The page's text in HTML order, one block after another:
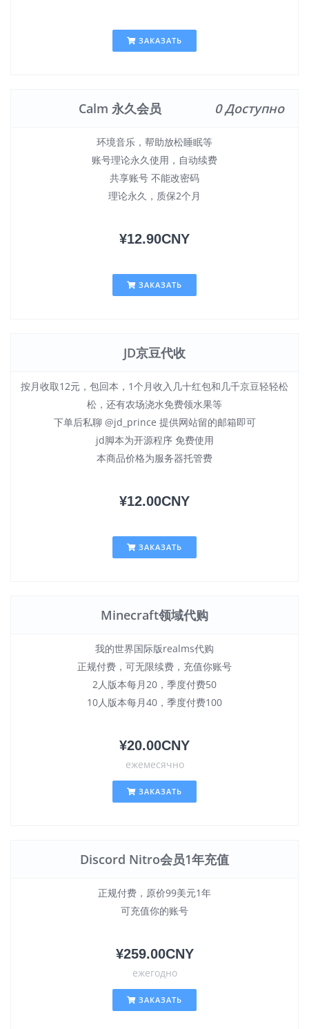
ЗАКАЗАТЬ
Calm 永久会员 0 Доступно
环境音乐，帮助放松睡眠等
账号理论永久使用，自动续费
共享账号 不能改密码
理论永久，质保2个月
¥12.90CNY
ЗАКАЗАТЬ
JD京豆代收
按月收取12元，包回本，1个月收入几十红包和几千京豆轻轻松
松，还有农场浇水免费领水果等
下单后私聊 @jd_prince 提供网站留的邮箱即可
jd脚本为开源程序 免费使用
本商品价格为服务器托管费
¥12.00CNY
ЗАКАЗАТЬ
Minecraft领域代购
我的世界国际版realms代购
正规付费，可无限续费，充值你账号
2人版本每月20，季度付费50
10人版本每月40，季度付费100
¥20.00CNY
ежемесячно
ЗАКАЗАТЬ
Discord Nitro会员1年充值
正规付费，原价99美元1年
可充值你的账号
¥259.00CNY
ежегодно
ЗАКАЗАТЬ